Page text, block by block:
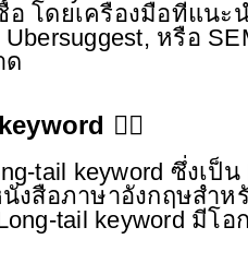
อ โดยเครื่องมือที่แนะ
Ubersuggest, หรือ
ด
✍🏻
tail keyword ซึ่งเ
นังสือภาษาอังกฤษสำ
tail keyword มีโ